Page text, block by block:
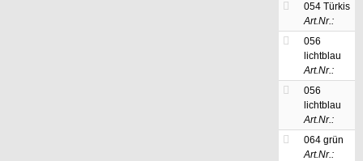
054 Türkis
Art.Nr.:
056
lichtblau
Art.Nr.:
056
lichtblau
Art.Nr.:
064 grün
Art.Nr.: